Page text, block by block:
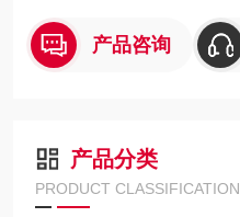
产品咨询
产品分类
PRODUCT CLASSIFICATION